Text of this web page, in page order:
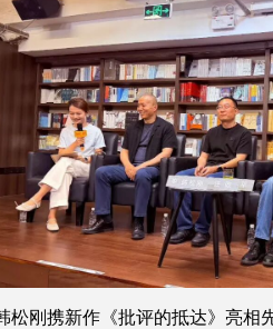
松刚 携新作《批评的抵达》亮相